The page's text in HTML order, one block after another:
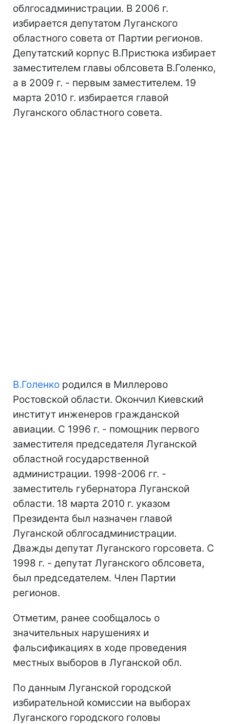
облгосадминистрации. В 2006 г.
избирается депутатом Луганского
областного совета от Партии регионов.
Депутатский корпус В.Пристюка избирает
заместителем главы облсовета В.Голенко,
а в 2009 г. - первым заместителем. 19
марта 2010 г. избирается главой
Луганского областного совета.
В.Голенко родился в Миллерово
Ростовской области. Окончил Киевский
институт инженеров гражданской
авиации. С 1996 г. - помощник первого
заместителя председателя Луганской
областной государственной
администрации. 1998-2006 гг. -
заместитель губернатора Луганской
области. 18 марта 2010 г. указом
Президента был назначен главой
Луганской облгосадминистрации.
Дважды депутат Луганского горсовета. С
1998 г. - депутат Луганского облсовета,
был председателем. Член Партии
регионов.
Отметим, ранее сообщалось о
значительных нарушениях и
фальсификациях в ходе проведения
местных выборов в Луганской обл.
По данным Луганской городской
избирательной комиссии на выборах
Луганского городского головы